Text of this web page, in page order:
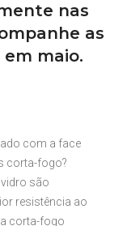
nas
as
maio.
com a face
corta-fogo?
vidro são
resistência ao
corta-fogo